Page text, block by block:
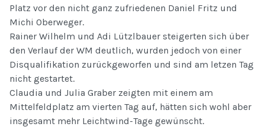
Platz vor den nicht ganz zufriedenen Daniel Fritz und
Michi Oberweger.
Rainer Wilhelm und Adi Lützlbauer steigerten sich über
den Verlauf der WM deutlich, wurden jedoch von einer
Disqualifikation zurückgeworfen und sind am letzen Tag
nicht gestartet.
Claudia und Julia Graber zeigten mit einem am
Mittelfeldplatz am vierten Tag auf, hätten sich wohl aber
insgesamt mehr Leichtwind-Tage gewünscht.